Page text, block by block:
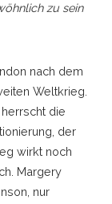
zu sein
nach dem
Weltkrieg.
herrscht die
der
wirkt noch
Margery
nur